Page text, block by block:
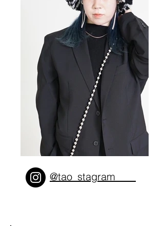
@tao_stagram____